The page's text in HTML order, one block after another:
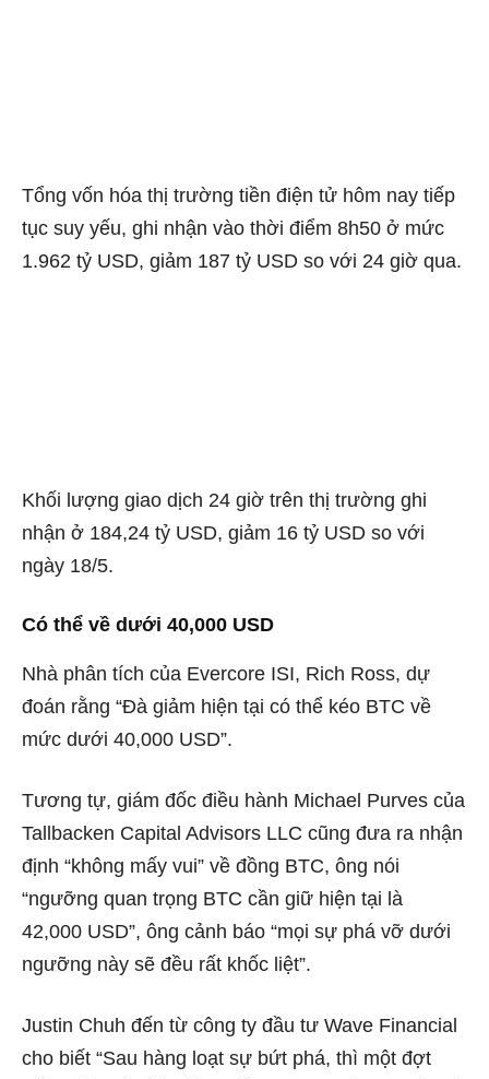
Tổng vốn hóa thị trường tiền điện tử hôm nay tiếp
tục suy yếu, ghi nhận vào thời điểm 8h50 ở mức
1.962 tỷ USD, giảm 187 tỷ USD so với 24 giờ qua.
Khối lượng giao dịch 24 giờ trên thị trường ghi
nhận ở 184,24 tỷ USD, giảm 16 tỷ USD so với
ngày 18/5.
Có thể về dưới 40,000 USD
Nhà phân tích của Evercore ISI, Rich Ross, dự
đoán rằng “Đà giảm hiện tại có thể kéo BTC về
mức dưới 40,000 USD”.
Tương tự, giám đốc điều hành Michael Purves của
Tallbacken Capital Advisors LLC cũng đưa ra nhận
định “không mấy vui” về đồng BTC, ông nói
“ngưỡng quan trọng BTC cần giữ hiện tại là
42,000 USD”, ông cảnh báo “mọi sự phá vỡ dưới
ngưỡng này sẽ đều rất khốc liệt”.
Justin Chuh đến từ công ty đầu tư Wave Financial
cho biết “Sau hàng loạt sự bứt phá, thì một đợt